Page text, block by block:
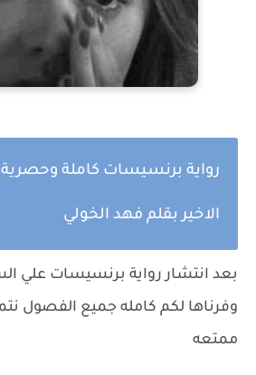
رواية برنسيسات كاملة
الاخير بقلم فهد الخولي
بعد انتشار رواية برنسيسات علي
وفرناها لكم كامله جميع الفصول
ممتعه